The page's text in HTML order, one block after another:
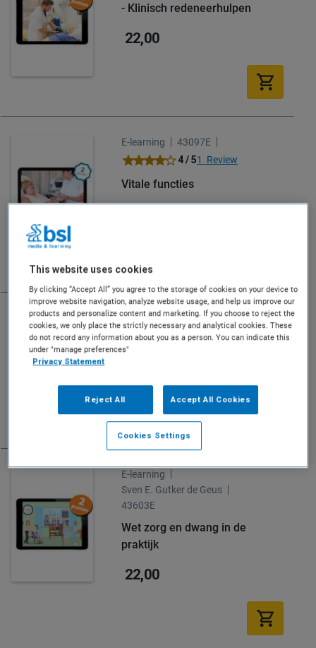
- Klinisch redeneerhulpen
22,00
E-learning
43097E
Waardering: 4 / 51 Review
Vitale functies
E-learning 43118E
Zwachtelen
E-learning
Sven E. Gutker de Geus
43603E
Wet zorg en dwang in de
praktijk
22,00
This website uses cookies
By clicking “Accept All” you agree to the storage of cookies on your device to
improve website navigation, analyze website usage, and help us improve our
products and personalize content and marketing. If you choose to reject the
cookies, we only place the strictly necessary and analytical cookies. These
do not record any information about you as a person. You can indicate this
under "manage preferences"
Privacy Statement
Reject All Accept All Cookies
Cookies Settings